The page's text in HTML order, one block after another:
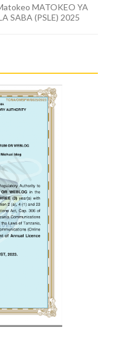
MATOKEO YA
SABA (PSLE) 2025